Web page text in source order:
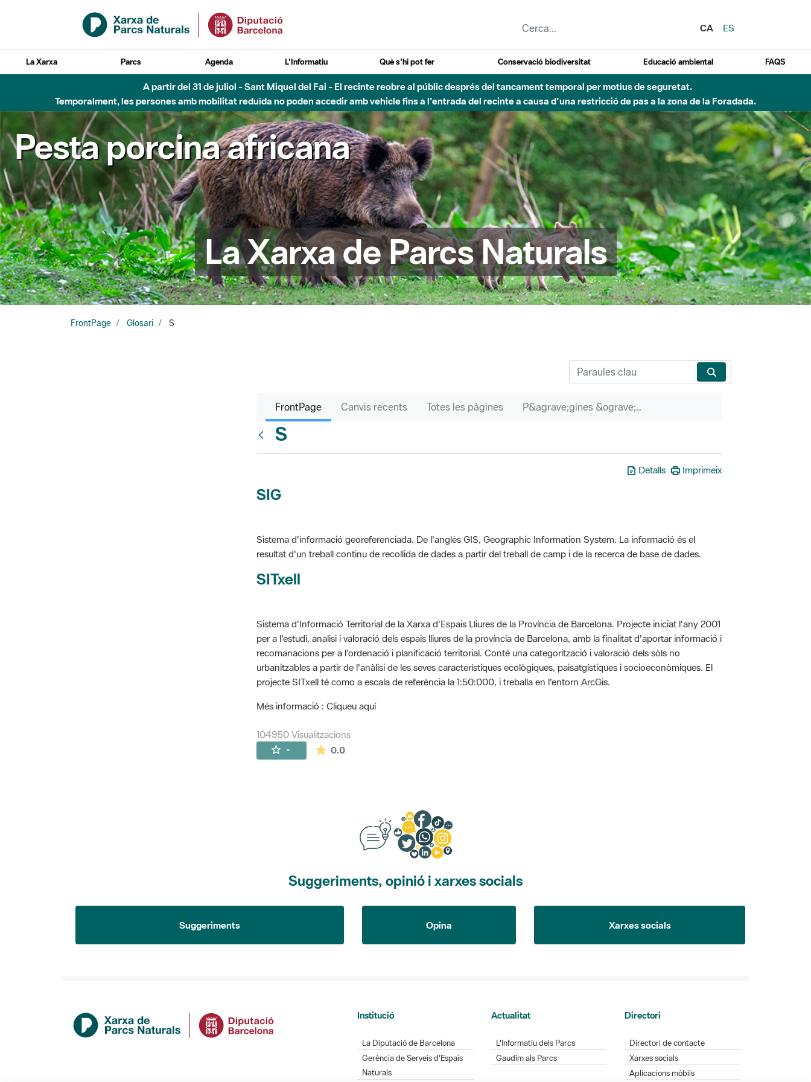
Salta al contingut principal
CA
ES
La Xarxa Parcs Agenda L'Informatiu Què s'hi pot fer Conservació biodiversitat Educació ambiental FAQS
A partir del 31 de juliol - Sant Miquel del Fai - El recinte reobre al públic després del tancament temporal per motius de seguretat.
Temporalment, les persones amb mobilitat reduïda no poden accedir amb vehicle fins a l'entrada del recinte a causa d'una restricció de pas a la zona de la Foradada.
Pesta porcina africana
La Xarxa de Parcs Naturals
FrontPage Glosari S
FrontPage Canvis recents Totes les pàgines P&agrave;gines &ograve;rfenes
S
Detalls Imprimeix
SIG
Sistema d'informació georeferenciada. De l'anglès GIS, Geographic Information System. La informació és el
resultat d'un treball continu de recollida de dades a partir del treball de camp i de la recerca de base de dades.
SITxell
Sistema d'Informació Territorial de la Xarxa d'Espais Lliures de la Província de Barcelona. Projecte iniciat l'any 2001
per a l'estudi, analisi i valoració dels espais lliures de la província de Barcelona, amb la finalitat d'aportar informació i
recomanacions per a l'ordenació i planificació territorial. Conté una categorització i valoració dels sòls no
urbanitzables a partir de l'anàlisi de les seves característiques ecològiques, paisatgístiques i socioeconòmiques. El
projecte SITxell té como a escala de referència la 1:50:000, i treballa en l'entorn ArcGis.
Més informació : Cliqueu aquí
104950 Visualitzacions
- 0.0La mitjana de les valoracions és de 0 estrelles de 5.
Suggeriments, opinió i xarxes socials
Suggeriments Opina Xarxes socials
Institució
La Diputació de Barcelona
Gerència de Serveis d'Espais
Naturals
Actualitat
L'Informatiu dels Parcs
Gaudim als Parcs
Directori
Directori de contacte
Xarxes socials
Aplicacions mòbils